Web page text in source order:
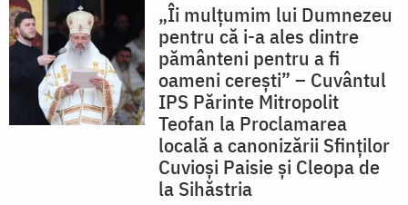
„Îi mulţumim lui Dumnezeu
pentru că i-a ales dintre
pământeni pentru a fi
oameni cereşti” – Cuvântul
IPS Părinte Mitropolit
Teofan la Proclamarea
locală a canonizării Sfinţilor
Cuvioşi Paisie şi Cleopa de
la Sihăstria